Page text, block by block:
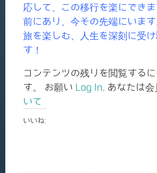
応して、この移行を楽にでき
前にあり、今その先端にいます
旅を楽しむ、人生を深刻に受
す！
コンテンツの残りを閲覧する
す。 お願い Log In . あなたは
いて
いいね: